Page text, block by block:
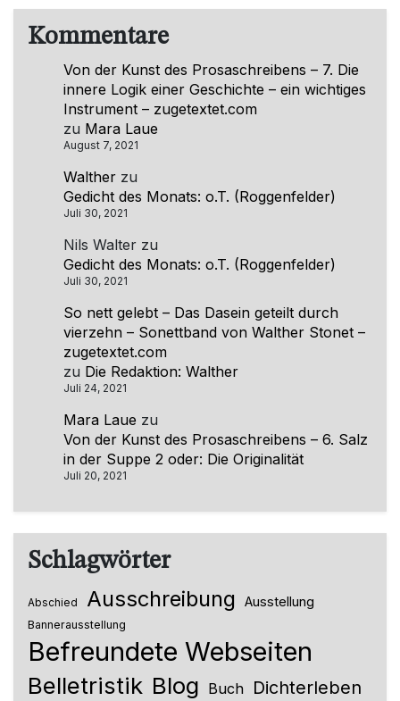
Kommentare
Von der Kunst des Prosaschreibens – 7. Die
innere Logik einer Geschichte – ein wichtiges
Instrument – zugetextet.com
zu Mara Laue
August 7, 2021
Walther zu
Gedicht des Monats: o.T. (Roggenfelder)
Juli 30, 2021
Nils Walter zu
Gedicht des Monats: o.T. (Roggenfelder)
Juli 30, 2021
So nett gelebt – Das Dasein geteilt durch
vierzehn – Sonettband von Walther Stonet –
zugetextet.com
zu Die Redaktion: Walther
Juli 24, 2021
Mara Laue zu
Von der Kunst des Prosaschreibens – 6. Salz
in der Suppe 2 oder: Die Originalität
Juli 20, 2021
Schlagwörter
Abschied Ausschreibung Ausstellung
Bannerausstellung
Befreundete Webseiten
Belletristik Blog Buch Dichterleben